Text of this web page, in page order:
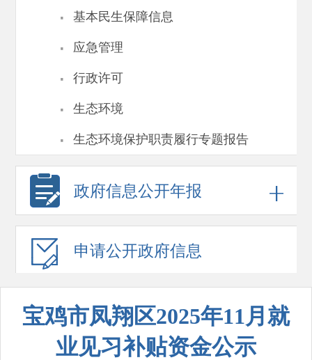
· 基本民生保障信息
· 应急管理
· 行政许可
· 生态环境
· 生态环境保护职责履行专题报告
政府信息公开年报
申请公开政府信息
宝鸡市凤翔区2025年11月就
业见习补贴资金公示